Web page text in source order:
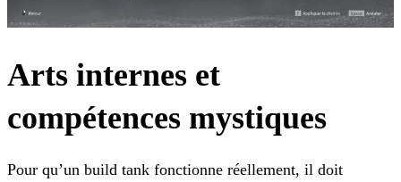
Arts internes et
compétences mystiques
Pour qu’un build tank fonctionne réellement, il doit